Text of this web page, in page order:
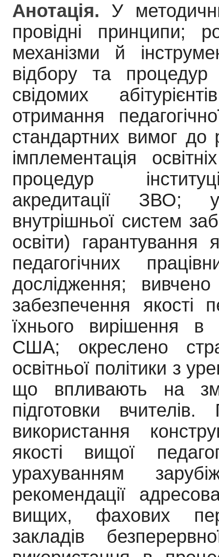
Анотація.
У
провідні принципи;
механізми й
відбору та процедур
свідомих
отримання
стандартних вимог до
імплементація
процедур
акредитації ЗВО;
внутрішньої систем
освіти) гарантування
педагогічних
дослідження;
забезпечення якості
їхнього вирішення в
США; окреслено
освітньої політики з
що впливають на
підготовки
використання
якості вищої
урахуванням
рекомендації
вищих, фахових пе
закладів